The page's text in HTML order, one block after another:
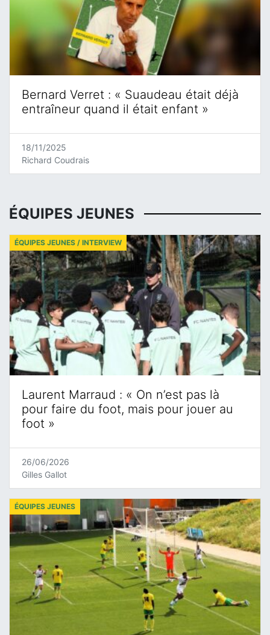
Bernard Verret : « Suaudeau était déjà
entraîneur quand il était enfant »
18/11/2025
Richard Coudrais
ÉQUIPES JEUNES
Laurent Marraud : « On n’est pas là
pour faire du foot, mais pour jouer au
foot »
ÉQUIPES JEUNES / INTERVIEW
26/06/2026
Gilles Gallot
ÉQUIPES JEUNES